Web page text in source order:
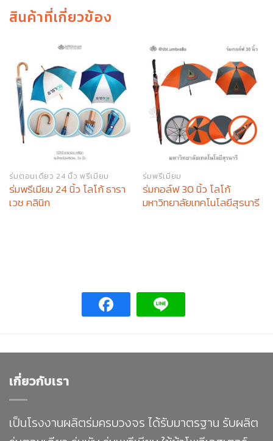
สินค้าที่เกี่ยวข้อง
ร่มตอนเดียว 24 นิ้ว พรีเมียม
ร่มพรีเมียม 24 นิ้ว โลโก้ ธารา
เวช คลินิก
ร่มพรีเมียม
ร่มกอล์ฟ 30 นิ้ว โลโก้
มหาวิทยาลัยเทคโนโลยีสุรนารี
เกี่ยวกับเรา
เป็นโรงงานผลิตร่มครบวงจร ได้รับมาตรฐาน รับผลิต